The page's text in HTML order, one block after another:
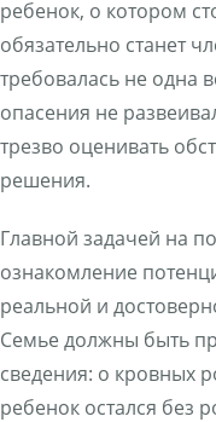
ребенок, о котором
обязательно станет
требовалась не одна
опасения не
трезво оценивать
решения.
Главной задачей на
ознакомление
реальной и
Семье должны быть
сведения: о кровных
ребенок остался без